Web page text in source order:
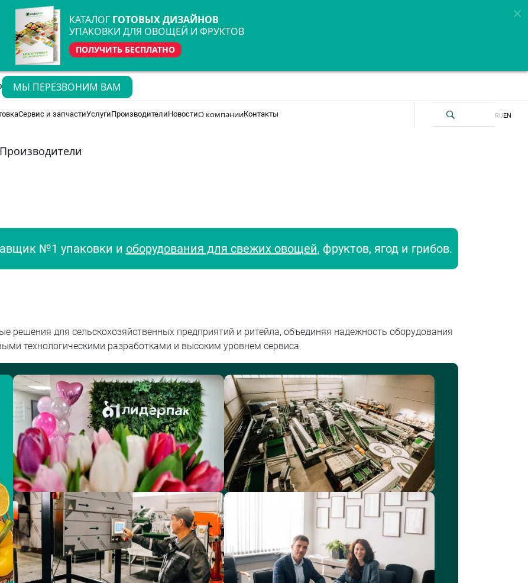
КАТАЛОГ ГОТОВЫХ ДИЗАЙНОВ
УПАКОВКИ ДЛЯ ОВОЩЕЙ И ФРУКТОВ
ПОЛУЧИТЬ БЕСПЛАТНО
МЫ ПЕРЕЗВОНИМ ВАМ
Сервис и запчастиУслугиПроизводителиНовостиО компанииКонтакты RUEN
Производители
№1 упаковки и оборудования для свежих овощей, фруктов, ягод и грибов.
для сельскохозяйственных предприятий и ритейла, объединяя надежность оборудования
технологическими разработками и высоким уровнем сервиса.